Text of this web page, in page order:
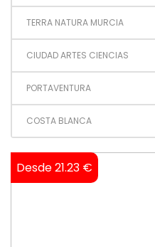
TERRA NATURA MURCIA
CIUDAD ARTES CIENCIAS
PORTAVENTURA
COSTA BLANCA
Desde 21.23 €